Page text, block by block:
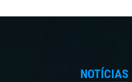
NOTÍCIAS